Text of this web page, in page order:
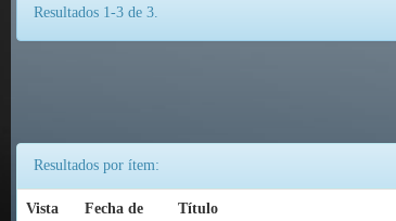
Resultados 1-3 de 3.
Resultados por ítem:
Vista
Fecha de
Título